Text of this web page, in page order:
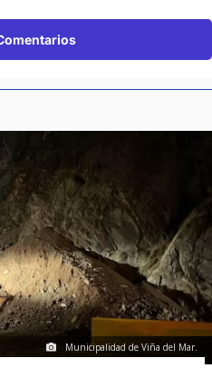
Municipalidad de Viña del Mar.